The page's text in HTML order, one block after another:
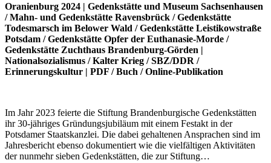
Oranienburg 2024 | Gedenkstätte und Museum Sachsenhausen
/Mahn- und Gedenkstätte Ravensbrück /Gedenkstätte
Todesmarsch im Belower Wald /Gedenkstätte Leistikowstraße
Potsdam /Gedenkstätte Opfer der Euthanasie-Morde /
Gedenkstätte Zuchthaus Brandenburg-Görden |
Nationalsozialismus /Kalter Krieg /SBZ/DDR /
Erinnerungskultur | PDF /Buch /Online-Publikation
Im Jahr 2023 feierte die Stiftung Brandenburgische Gedenkstätten
ihr 30-jähriges Gründungsjubiläum mit einem Festakt in der
Potsdamer Staatskanzlei. Die dabei gehaltenen Ansprachen sind im
Jahresbericht ebenso dokumentiert wie die vielfältigen Aktivitäten
der nunmehr sieben Gedenkstätten, die zur Stiftung…